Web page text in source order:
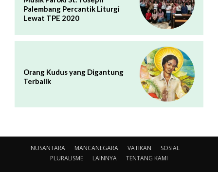
Palembang Percantik Liturgi
Lewat TPE 2020
Orang Kudus yang Digantung
Terbalik
NUSANTARA MANCANEGARA VATIKAN
SOSIAL
PLURALISME
LAINNYA TENTANG KAMI